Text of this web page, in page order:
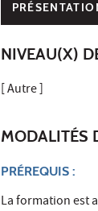
NIVEAU(X)
[ Autre ]
MODALITÉS
PRÉREQUIS :
La formation est